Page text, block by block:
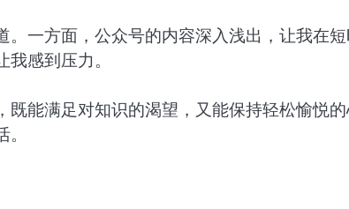
一方面，公众号的内容深入浅出，让我在
感到压力。
能满足对知识的渴望，又能保持轻松愉悦